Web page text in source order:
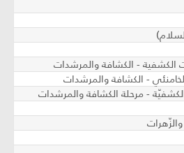
الكشفية - الكشافة والمرشدات
- الكشافة والمرشدات